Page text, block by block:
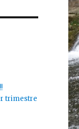
trimestre